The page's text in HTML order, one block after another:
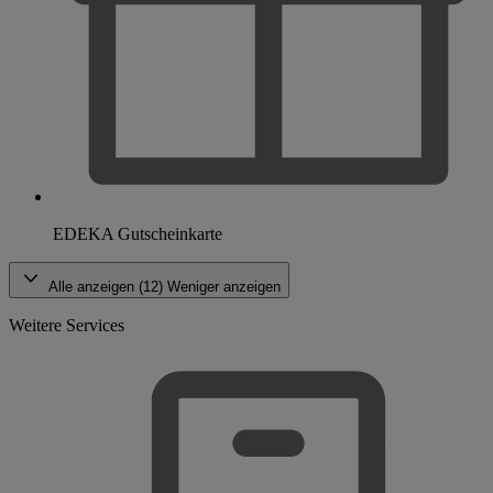
EDEKA Gutscheinkarte
Alle anzeigen (12) Weniger anzeigen
Weitere Services